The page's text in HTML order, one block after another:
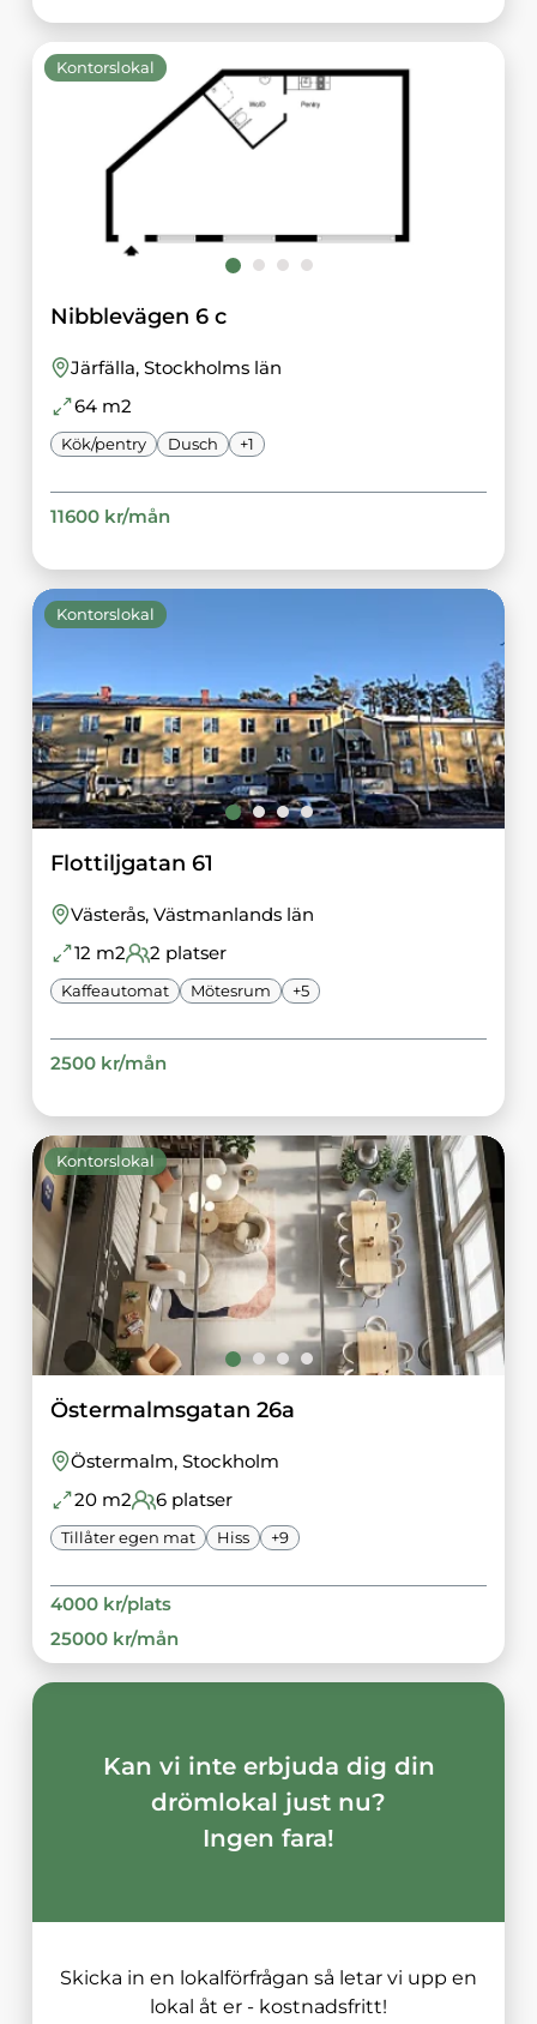
Kontorslokal
Nibblevägen 6 c
Järfälla, Stockholms län
64m2
Kök/pentry Dusch +1
11600kr/mån
Kontorslokal
Flottiljgatan 61
Västerås, Västmanlands län
12 m2 2 platser
Kaffeautomat Mötesrum +5
2500kr/mån
Kontorslokal
Östermalmsgatan 26a
Östermalm, Stockholm
20m2 6platser
Tillåter egen mat Hiss +9
4000kr/plats
25000kr/mån
Kan vi inte erbjuda dig din
drömlokal just nu?
Ingen fara!
Skicka in en lokalförfrågan så letar vi upp en
lokal åt er - kostnadsfritt!